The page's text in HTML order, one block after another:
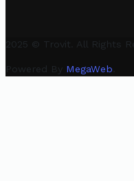
2025 © Trovit. All Rights
Powered By MegaWeb